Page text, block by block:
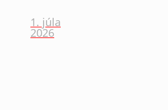
1. júla
2026